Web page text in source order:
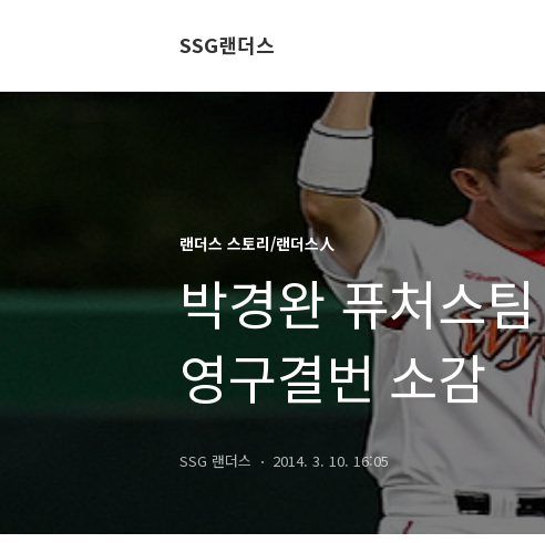
SSG랜더스
랜더스 스토리/랜더스人
박경완 퓨처스
영구결번 소감
SSG 랜더스 2014. 3. 10. 16:05